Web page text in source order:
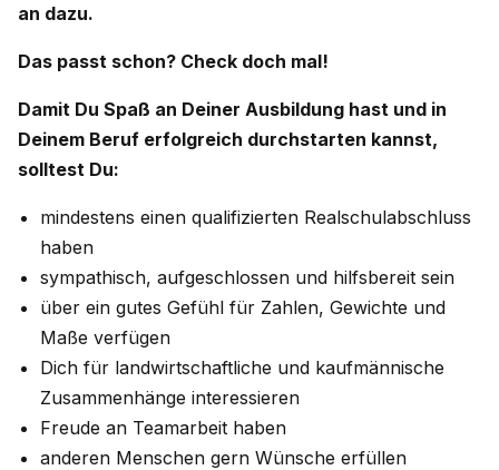
an dazu.
Das passt schon? Check doch mal!
Damit Du Spaß an Deiner Ausbildung hast und in
Deinem Beruf erfolgreich durchstarten kannst,
solltest Du:
mindestens einen qualifizierten Realschulabschluss
haben
sympathisch, aufgeschlossen und hilfsbereit sein
über ein gutes Gefühl für Zahlen, Gewichte und
Maße verfügen
Dich für landwirtschaftliche und kaufmännische
Zusammenhänge interessieren
Freude an Teamarbeit haben
anderen Menschen gern Wünsche erfüllen